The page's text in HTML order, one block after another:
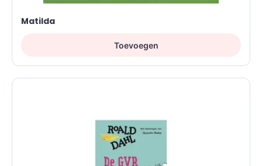
Matilda
Toevoegen